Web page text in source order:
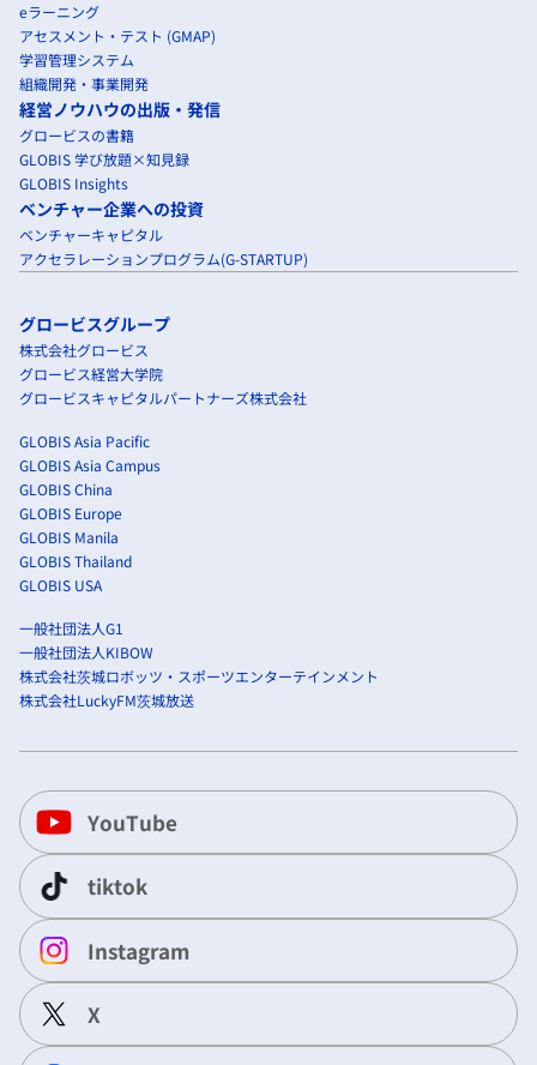
eラーニング
アセスメント・テスト (GMAP)
学習管理システム
組織開発・事業開発
経営ノウハウの出版・発信
グロービスの書籍
GLOBIS 学び放題×知見録
GLOBIS Insights
ベンチャー企業への投資
ベンチャーキャピタル
アクセラレーションプログラム(G-STARTUP)
グロービスグループ
株式会社グロービス
グロービス経営大学院
グロービスキャピタルパートナーズ株式会社
GLOBIS Asia Pacific
GLOBIS Asia Campus
GLOBIS China
GLOBIS Europe
GLOBIS Manila
GLOBIS Thailand
GLOBIS USA
一般社団法人G1
一般社団法人KIBOW
株式会社茨城ロボッツ・スポーツエンターテインメント
株式会社LuckyFM茨城放送
YouTube
tiktok
Instagram
X